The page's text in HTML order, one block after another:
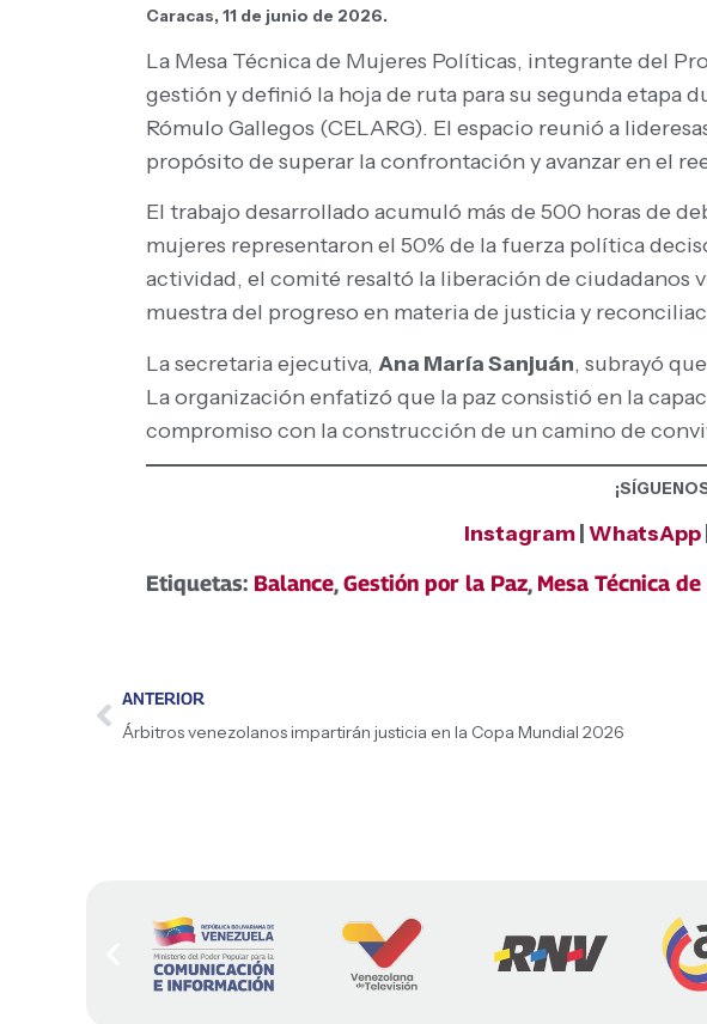
Caracas, 11 de junio de 2026.
La Mesa Técnica de Mujeres Políticas, integrante del
gestión y definió la hoja de ruta para su segunda etapa
Rómulo Gallegos (CELARG). El espacio reunió a
propósito de superar la confrontación y avanzar en el
El trabajo desarrollado acumuló más de 500 horas de
mujeres representaron el 50% de la fuerza política
actividad, el comité resaltó la liberación de ciudadanos
muestra del progreso en materia de justicia y
La secretaria ejecutiva, Ana María Sanjuán, subrayó
La organización enfatizó que la paz consistió en la
compromiso con la construcción de un camino de
Instagram WhatsApp
Etiquetas: Balance,Gestión por la Paz, Mesa Técnica
ANTERIOR
Árbitros venezolanos impartirán justicia en la Copa Mundial 2026